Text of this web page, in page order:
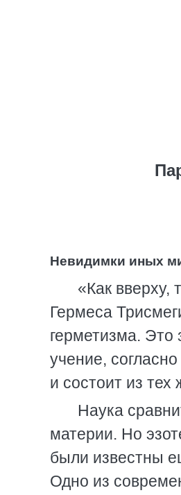
Невидимки иных
«Как вверху,
Гермеса
герметизма. Это
учение,
и состоит из
Наука
материи. Но
были известны
Одно из